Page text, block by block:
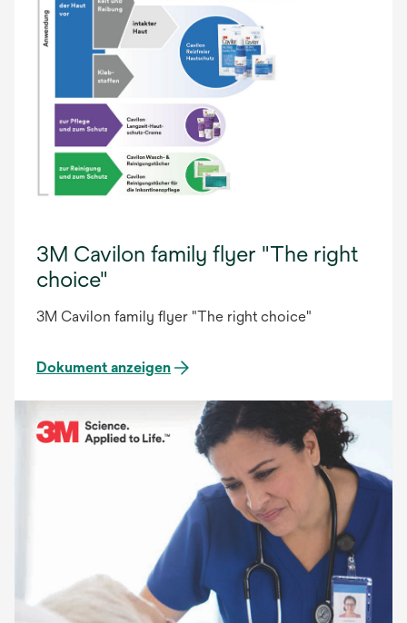
3M Cavilon family flyer "The right
choice"
3M Cavilon family flyer "The right choice"
Dokument anzeigen